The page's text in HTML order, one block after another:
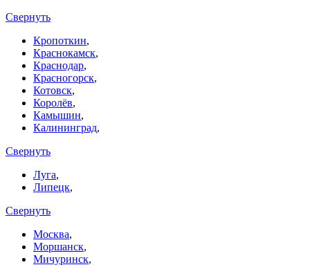
Свернуть
Кропоткин,
Краснокамск,
Краснодар,
Красногорск,
Котовск,
Королёв,
Камышин,
Калининград,
Свернуть
Луга,
Липецк,
Свернуть
Москва,
Моршанск,
Мичуринск,